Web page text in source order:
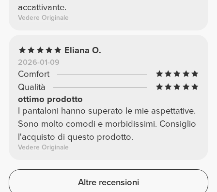
accattivante.
Vedere Originale
Eliana O.
2026-01-09
Comfort
Qualità
ottimo prodotto
I pantaloni hanno superato le mie aspettative.
Sono molto comodi e morbidissimi. Consiglio
l'acquisto di questo prodotto.
Vedere Originale
Altre recensioni